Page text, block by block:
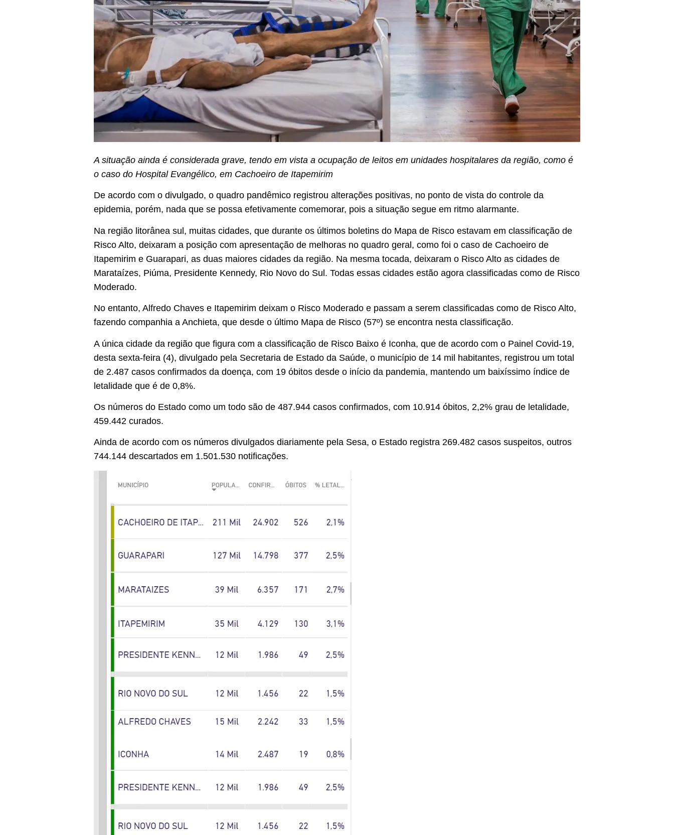
A situação ainda é considerada grave, tendo em vista a ocupação de leitos em unidades hospitalares da região, como é
o caso do Hospital Evangélico, em Cachoeiro de Itapemirim
De acordo com o divulgado, o quadro pandêmico registrou alterações positivas, no ponto de vista do controle da
epidemia, porém, nada que se possa efetivamente comemorar, pois a situação segue em ritmo alarmante.
Na região litorânea sul, muitas cidades, que durante os últimos boletins do Mapa de Risco estavam em classificação de
Risco Alto, deixaram a posição com apresentação de melhoras no quadro geral, como foi o caso de Cachoeiro de
Itapemirim e Guarapari, as duas maiores cidades da região. Na mesma tocada, deixaram o Risco Alto as cidades de
Marataízes, Piúma, Presidente Kennedy, Rio Novo do Sul. Todas essas cidades estão agora classificadas como de Risco
Moderado.
No entanto, Alfredo Chaves e Itapemirim deixam o Risco Moderado e passam a serem classificadas como de Risco Alto,
fazendo companhia a Anchieta, que desde o último Mapa de Risco (57º) se encontra nesta classificação.
A única cidade da região que figura com a classificação de Risco Baixo é Iconha, que de acordo com o Painel Covid-19,
desta sexta-feira (4), divulgado pela Secretaria de Estado da Saúde, o município de 14 mil habitantes, registrou um total
de 2.487 casos confirmados da doença, com 19 óbitos desde o início da pandemia, mantendo um baixíssimo índice de
letalidade que é de 0,8%.
Os números do Estado como um todo são de 487.944 casos confirmados, com 10.914 óbitos, 2,2% grau de letalidade,
459.442 curados.
Ainda de acordo com os números divulgados diariamente pela Sesa, o Estado registra 269.482 casos suspeitos, outros
744.144 descartados em 1.501.530 notificações.